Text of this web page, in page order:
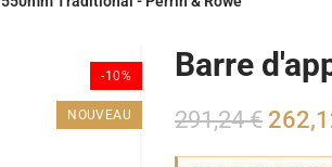
Plafonniers , spots et pendants
Voir toute la marque →
-10%
NOUVEAU
Barre
291,24 €